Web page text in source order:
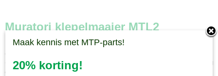
Muratori klepelmaaier MTL2
De Muratori klepelmaaier MTL2 is een compact gebouwde machine die
achter compacttractoren vanaf 20 pk en 650 kg eigen gewicht passen
(MTL2-105). Ze worden aangedreven door een aftakas. De hoekverstelling
en zijdelingse verstelling worden hydraulisch aangestuurd.
Maak kennis met MTP-parts!
20% korting!